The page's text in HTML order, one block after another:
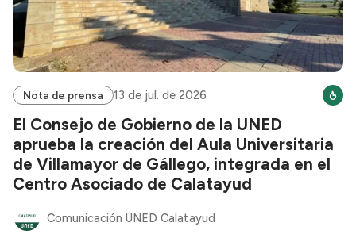
Nota de prensa 13 de jul. de 2026
El Consejo de Gobierno de la UNED
aprueba la creación del Aula Universitaria
de Villamayor de Gállego, integrada en el
Centro Asociado de Calatayud
Comunicación UNED Calatayud